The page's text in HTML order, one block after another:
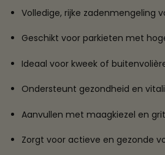
Volledige, rijke zadenmengeling
Geschikt voor parkieten met
Ideaal voor kweek of
Ondersteunt gezondheid en
Aanvullen met maagkiezel en
Zorgt voor actieve en gezonde